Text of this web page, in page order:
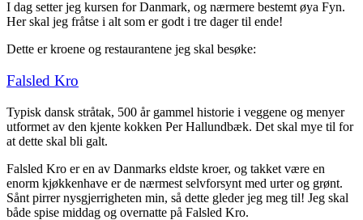
I dag setter jeg kursen for Danmark, og nærmere bestemt øya Fyn.
Her skal jeg fråtse i alt som er godt i tre dager til ende!
Dette er kroene og restaurantene jeg skal besøke:
Falsled Kro
Typisk dansk stråtak, 500 år gammel historie i veggene og menyer
utformet av den kjente kokken Per Hallundbæk. Det skal mye til for
at dette skal bli galt.
Falsled Kro er en av Danmarks eldste kroer, og takket være en
enorm kjøkkenhave er de nærmest selvforsynt med urter og grønt.
Sånt pirrer nysgjerrigheten min, så dette gleder jeg meg til! Jeg skal
både spise middag og overnatte på Falsled Kro.